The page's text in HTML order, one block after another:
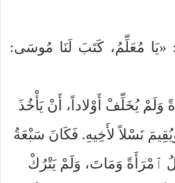
«يَا مُعَلِّمُ، كَتَبَ لَنَا مُوسَى:
وَلَمْ يُخَلِّفْ أَوْلاداً، أَنْ يَأْخُذَ
نَسْلاً لأَخِيهِ. فَكَانَ سَبْعَةُ
ٱمْرَأَةً وَمَاتَ، وَلَمْ يَتْرُكْ